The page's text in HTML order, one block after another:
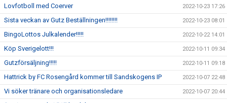
Lovfotboll med Coerver 2022-10-23 17:26
Sista veckan av Gutz Beställningen!!!!!!!! 2022-10-23 08:01
BingoLottos Julkalender!!!!! 2022-10-22 14:01
Köp Sverigelott!!! 2022-10-11 09:34
Gutzförsäljning!!!!! 2022-10-11 09:18
Hattrick by FC Rosengård kommer till Sandskogens IP 2022-10-07 22:48
Vi söker tränare och organisationsledare 2022-10-07 20:44